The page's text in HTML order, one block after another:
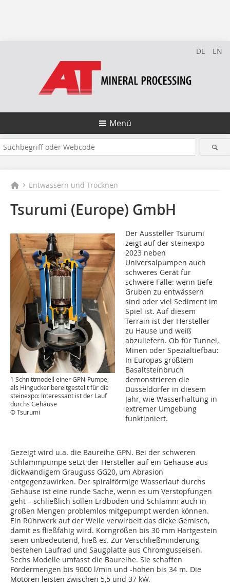
DE EN
Menü
Entwässern und Trocknen
Tsurumi (Europe) GmbH
1 Schnittmodell einer GPN-Pumpe,
als Hingucker bereitgestellt für die
steinexpo: Interessant ist der Lauf
durchs Gehäuse
© Tsurumi
Der Aussteller Tsurumi
zeigt auf der steinexpo
2023 neben
Universalpumpen auch
schweres Gerät für
schwere Fälle: wenn tiefe
Gruben zu entwässern
sind oder viel Sediment im
Spiel ist. Auf diesem
Terrain ist der Hersteller
zu Hause und weiß
abzuliefern. Ob für Tunnel,
Minen oder Spezialtiefbau:
In Europas größtem
Basaltsteinbruch
demonstrieren die
Düsseldorfer in diesem
Jahr, wie Wasserhaltung in
extremer Umgebung
funktioniert.
Gezeigt wird u.a. die Baureihe GPN. Bei der schweren
Schlammpumpe setzt der Hersteller auf ein Gehäuse aus
dickwandigem Grauguss GG20, um Abrasion
entgegenzuwirken. Der spiralförmige Wasserlauf durchs
Gehäuse ist eine runde Sache, wenn es um Verstopfungen
geht – schließlich sollen Erdboden und Schlamm auch in
großen Mengen problemlos mitgepumpt werden können.
Ein Rührwerk auf der Welle verwirbelt das dicke Gemisch,
damit es fließfähig wird. Korngrößen bis 30 mm Hartgestein
seien unbedeutend, hieß es. Zur Verschließminderung
bestehen Laufrad und Saugplatte aus Chromgusseisen.
Sechs Modelle umfasst die Baureihe. Sie schaffen
Fördermengen bis 9000 l/min und -höhen bis 34 m. Die
Motoren leisten zwischen 5,5 und 37 kW.